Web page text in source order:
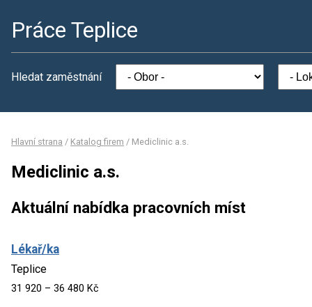
Práce Teplice
Hledat zaměstnání
Hlavní strana / Katalog firem / Mediclinic a.s.
Mediclinic a.s.
Aktuální nabídka pracovních míst
Lékař/ka
Teplice
31 920 – 36 480 Kč